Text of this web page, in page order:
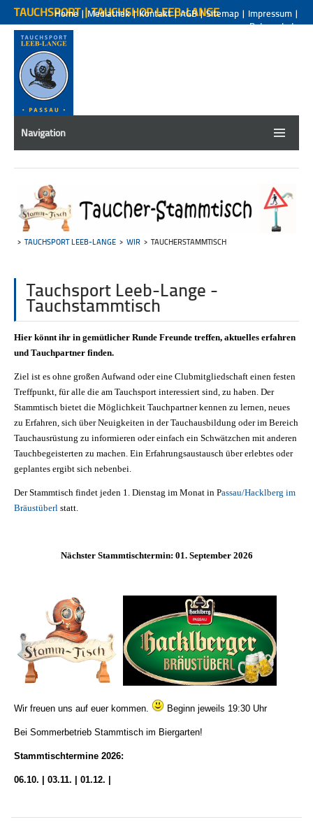
TAUCHSPORT | TAUCHSHOP LEEB-LANGE
Home| Mediathek|Kontakt|AGB|Sitemap | Impressum |
Datenschutz
Navigation
TAUCHSPORT LEEB-LANGE WIR TAUCHERSTAMMTISCH
Tauchsport Leeb-Lange -
Tauchstammtisch
Hier könnt ihr in gemütlicher Runde Freunde treffen, aktuelles erfahren
und Tauchpartner finden.
Ziel ist es ohne großen Aufwand oder eine Clubmitgliedschaft einen festen
Treffpunkt, für alle die am Tauchsport interessiert sind, zu haben. Der
Stammtisch bietet die Möglichkeit Tauchpartner kennen zu lernen, neues
zu Erfahren, sich über Neuigkeiten in der Tauchausbildung oder im Bereich
Tauchausrüstung zu informieren oder einfach ein Schwätzchen mit anderen
Tauchbegeisterten zu machen. Ein Erfahrungsaustausch über erlebtes oder
geplantes ergibt sich nebenbei.
Der Stammtisch findet jeden 1. Dienstag im Monatin Passau/Hacklberg im
Bräustüberlstatt.
Nächster Stammtischtermin: 01. September 2026
Wir freuen uns auf euer kommen. Beginn jeweils 19:30 Uhr
Bei Sommerbetrieb Stammtisch im Biergarten!
Stammtischtermine 2026:
06.10. | 03.11. | 01.12. |